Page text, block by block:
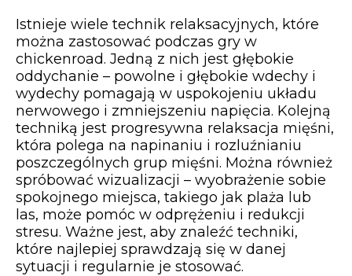
Istnieje wiele technik relaksacyjnych, które
można zastosować podczas gry w
chickenroad. Jedną z nich jest głębokie
oddychanie – powolne i głębokie wdechy i
wydechy pomagają w uspokojeniu układu
nerwowego i zmniejszeniu napięcia. Kolejną
techniką jest progresywna relaksacja mięśni,
która polega na napinaniu i rozluźnianiu
poszczególnych grup mięśni. Można również
spróbować wizualizacji – wyobrażenie sobie
spokojnego miejsca, takiego jak plaża lub
las, może pomóc w odprężeniu i redukcji
stresu. Ważne jest, aby znaleźć techniki,
które najlepiej sprawdzają się w danej
sytuacji i regularnie je stosować.